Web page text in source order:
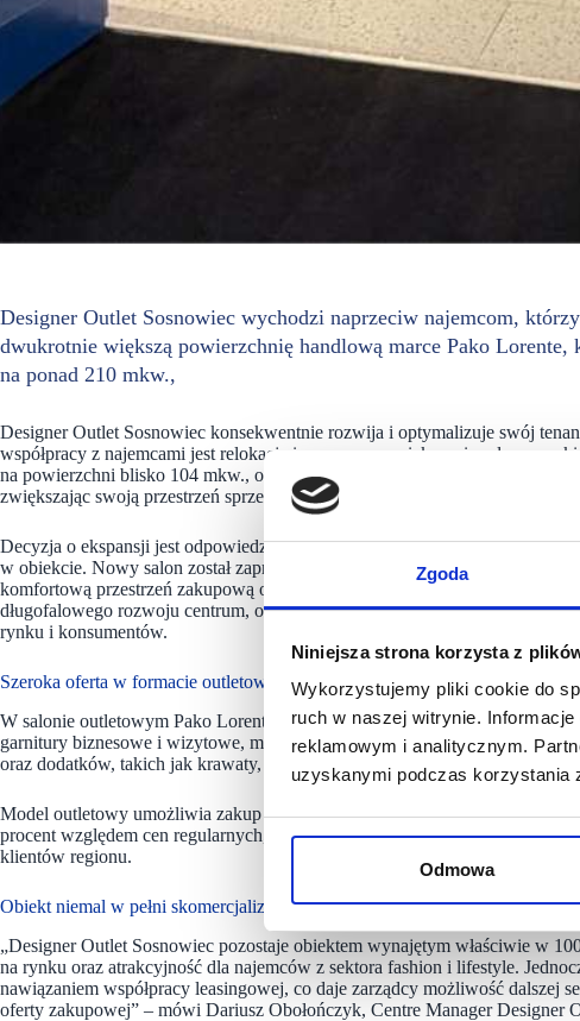
Zgoda
Niniejsza strona korzysta z
Wykorzystujemy pliki cookie do
ruch w naszej witrynie.
reklamowym i analitycznym.
uzyskanymi podczas korzystania
Odmowa
Designer Outlet Sosnowiec wychodzi naprzeciw najemcom,
dwukrotnie większą powierzchnię handlową marce Pako Lorente,
na ponad 210 mkw.,
Designer Outlet Sosnowiec konsekwentnie rozwija i optymalizuje swój
współpracy z najemcami jest relokacja i znaczące powiększenie salonu
na powierzchni blisko 104 mkw., otworzył nowoczesny lokal o metrażu
zwiększając swoją przestrzeń sprzedażową.
Decyzja o ekspansji jest odpowiedzią na duże zainteresowanie klientów
w obiekcie. Nowy salon został zaprojektowany zgodnie z aktualnym
komfortową przestrzeń zakupową oraz lepszą ekspozycję kolekcji.
długofalowego rozwoju centrum, opartego na ścisłej współpracy z
rynku i konsumentów.
Szeroka oferta w formacie outletowym
W salonie outletowym Pako Lorente klienci znajdą szeroki asortyment
garnitury biznesowe i wizytowe, marynarki, spodnie i koszule, kolekcje
oraz dodatków, takich jak krawaty, paski czy galanteria skórzana.
Model outletowy umożliwia zakup produktów z poprzednich ale i
procent względem cen regularnych, co w połączeniu z jakością i
klientów regionu.
Obiekt niemal w pełni skomercjalizowany
„Designer Outlet Sosnowiec pozostaje obiektem wynajętym właściwie w
na rynku oraz atrakcyjność dla najemców z sektora fashion i lifestyle.
nawiązaniem współpracy leasingowej, co daje zarządcy możliwość dalszej
oferty zakupowej” – mówi Dariusz Obołończyk, Centre Manager Designer